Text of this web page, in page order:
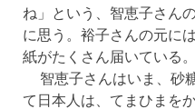
ね」という、智恵子さん
に思う。裕子さんの元に
紙がたくさん届いている。
智恵子さんはいま、砂
て日本人は、てまひまを